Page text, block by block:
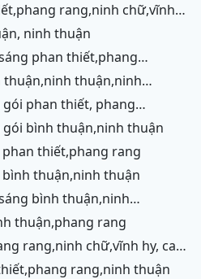
ninh thuận
ranh
gói bình thuận,ninh thuận
thiết,phang rang
thuận,ninh thuận
rang,cam ranh
thuận,phang rang
rang,ninh thuận